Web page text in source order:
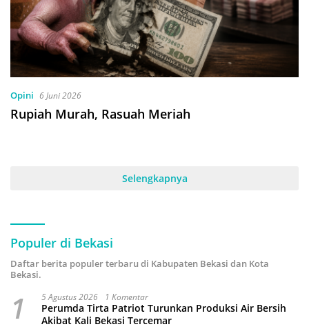
Opini 6 Juni 2026
Rupiah Murah, Rasuah Meriah
Selengkapnya
Populer di Bekasi
Daftar berita populer terbaru di Kabupaten Bekasi dan Kota
Bekasi.
1 5 Agustus 2026 1 Komentar
Perumda Tirta Patriot Turunkan Produksi Air Bersih
Akibat Kali Bekasi Tercemar